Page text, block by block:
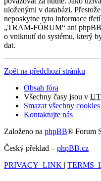
uloženými v databázi.
neposkytne tyto informace
„TRAM-FÓRUM“ ani
o vniknutí do systému, který
dat.
Zpět na předchozí stránku
Obsah fóra
Všechny časy jsou v
Smazat všechny
Kontaktujte nás
Založeno na phpBB® Forum
Český překlad – phpBB.cz
PRIVACY_LINK |